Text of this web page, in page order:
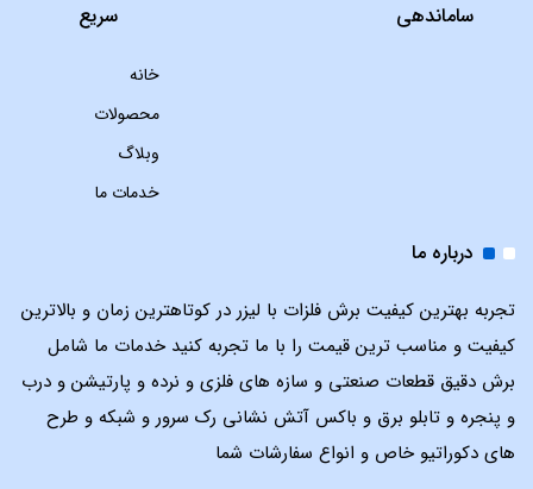
ساماندهی
سریع
خانه
محصولات
وبلاگ
خدمات ما
درباره ما
تجربه بهترین کیفیت برش فلزات با لیزر در کوتاهترین زمان و بالاترین
کیفیت و مناسب ترین قیمت را با ما تجربه کنید خدمات ما شامل
برش دقیق قطعات صنعتی و سازه های فلزی و نرده و پارتیشن و درب
و پنجره و تابلو برق و باکس آتش نشانی رک سرور و شبکه و طرح
های دکوراتیو خاص و انواع سفارشات شما